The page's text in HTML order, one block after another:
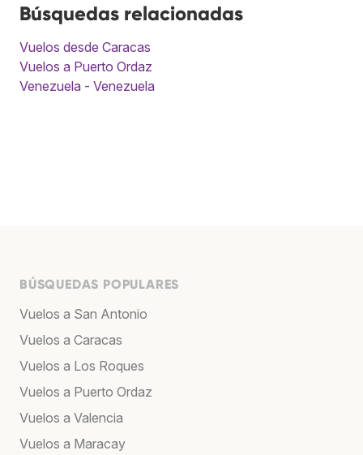
Búsquedas relacionadas
Vuelos desde Caracas
Vuelos a Puerto Ordaz
Venezuela - Venezuela
BÚSQUEDAS POPULARES
Vuelos a San Antonio
Vuelos a Caracas
Vuelos a Los Roques
Vuelos a Puerto Ordaz
Vuelos a Valencia
Vuelos a Maracay